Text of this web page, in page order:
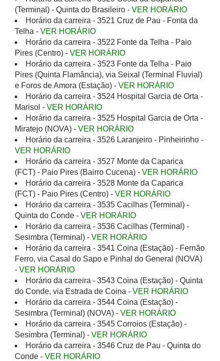
(Terminal) - Quinta do Brasileiro - VER HORÁRIO
Horário da carreira - 3521 Cruz de Pau - Fonta da
Telha - VER HORÁRIO
Horário da carreira - 3522 Fonte da Telha - Paio
Pires (Centro) - VER HORÁRIO
Horário da carreira - 3523 Fonte da Telha - Paio
Pires (Quinta Flamância), via Seixal (Terminal Fluvial)
e Foros de Amora (Estação) - VER HORÁRIO
Horário da carreira - 3524 Hospital Garcia de Orta -
Marisol - VER HORÁRIO
Horário da carreira - 3525 Hospital Garcia de Orta -
Miratejo (NOVA) - VER HORÁRIO
Horário da carreira - 3526 Laranjeiro - Pinheirinho -
VER HORÁRIO
Horário da carreira - 3527 Monte da Caparica
(FCT) - Paio Pires (Bairro Cucena) - VER HORÁRIO
Horário da carreira - 3528 Monte da Caparica
(FCT) - Paio Pires (Centro) - VER HORÁRIO
Horário da carreira - 3535 Cacilhas (Terminal) -
Quinta do Conde - VER HORÁRIO
Horário da carreira - 3536 Cacilhas (Terminal) -
Sesimbra (Terminal) - VER HORÁRIO
Horário da carreira - 3541 Coina (Estação) - Fernão
Ferro, via Casal do Sapo e Pinhal do General (NOVA)
- VER HORÁRIO
Horário da carreira - 3543 Coina (Estação) - Quinta
do Conde, via Estrada de Coina - VER HORÁRIO
Horário da carreira - 3544 Coina (Estação) -
Sesimbra (Terminal) (NOVA) - VER HORÁRIO
Horário da carreira - 3545 Corroios (Estação) -
Sesimbra (Terminal) - VER HORÁRIO
Horário da carreira - 3546 Cruz de Pau - Quinta do
Conde - VER HORÁRIO